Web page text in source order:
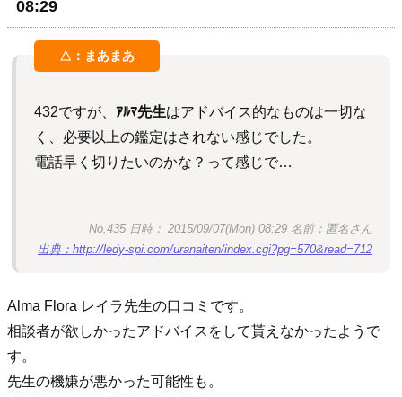
08:29
432ですが、 ｱﾙﾏ先生はアドバイス的なものは一切な
く、必要以上の鑑定はされない感じでした。
電話早く切りたいのかな？って感じで…
No.435 日時： 2015/09/07(Mon) 08:29 名前：匿名さん
出典：http://ledy-spi.com/uranaiten/index.cgi?pg=570&read=712
Alma Flora レイラ先生の口コミです。
相談者が欲しかったアドバイスをして貰えなかったようで
す。
先生の機嫌が悪かった可能性も。